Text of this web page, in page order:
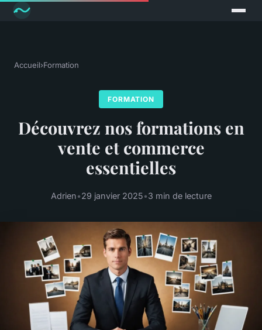
Accueil›Formation
FORMATION
Découvrez nos formations en
vente et commerce
essentielles
Adrien•29 janvier 2025•3 min de lecture